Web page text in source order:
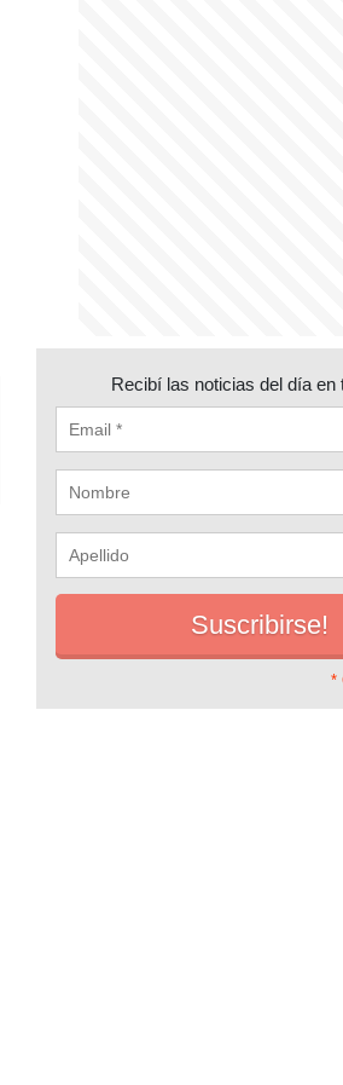
Recibí las noticias del día en
*